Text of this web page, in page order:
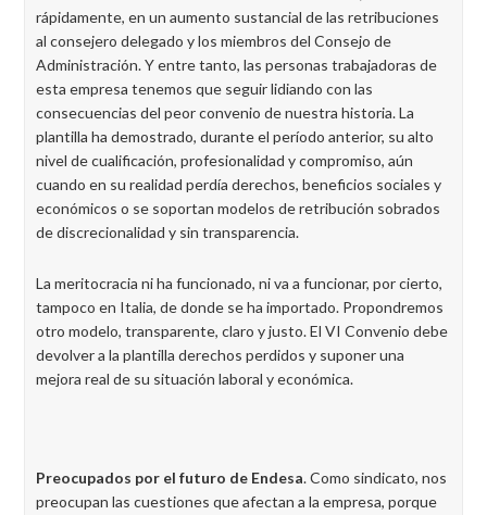
rápidamente, en un aumento sustancial de las retribuciones
al consejero delegado y los miembros del Consejo de
Administración. Y entre tanto, las personas trabajadoras de
esta empresa tenemos que seguir lidiando con las
consecuencias del peor convenio de nuestra historia. La
plantilla ha demostrado, durante el período anterior, su alto
nivel de cualificación, profesionalidad y compromiso, aún
cuando en su realidad perdía derechos, beneficios sociales y
económicos o se soportan modelos de retribución sobrados
de discrecionalidad y sin transparencia.
La meritocracia ni ha funcionado, ni va a funcionar, por cierto,
tampoco en Italia, de donde se ha importado. Propondremos
otro modelo, transparente, claro y justo. El VI Convenio debe
devolver a la plantilla derechos perdidos y suponer una
mejora real de su situación laboral y económica.
Preocupados por el futuro de Endesa. Como sindicato, nos
preocupan las cuestiones que afectan a la empresa, porque